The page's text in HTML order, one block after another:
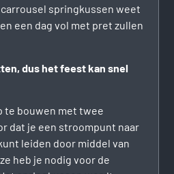
springkussen weet
een dag vol met pret zullen
dus het feest kan snel
te bouwen met twee
dat je een stroompunt naar
leiden door middel van
heb je nodig voor de